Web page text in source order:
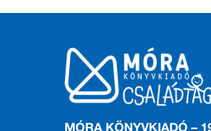
MÓRA KÖNYVKIADÓ –